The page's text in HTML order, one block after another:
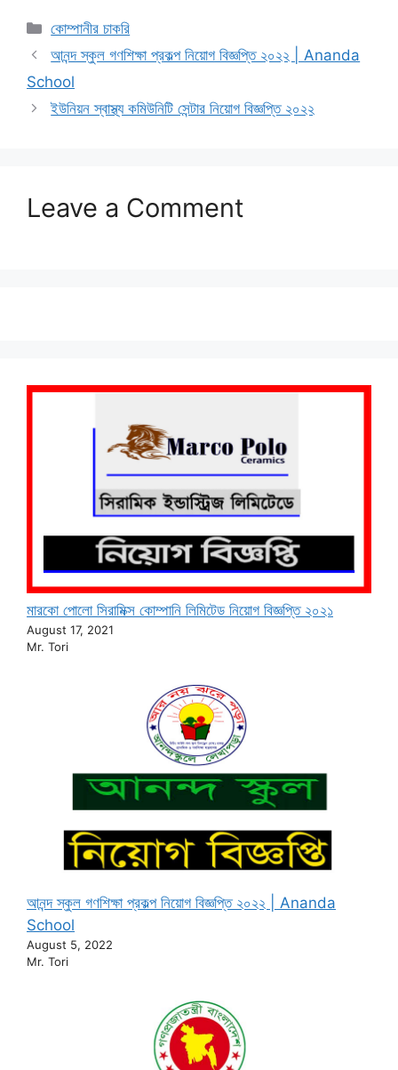
Categories
কোম্পানীর চাকরি
আনন্দ স্কুল গণশিক্ষা প্রকল্প নিয়োগ বিজ্ঞপ্তি ২০২২ | Ananda
School
ইউনিয়ন স্বাস্থ্য কমিউনিটি সেন্টার নিয়োগ বিজ্ঞপ্তি ২০২২
Leave a Comment
মারকো পোলো সিরামিক্স কোম্পানি লিমিটেড নিয়োগ বিজ্ঞপ্তি ২০২১
August 17, 2021
Mr. Tori
আনন্দ স্কুল গণশিক্ষা প্রকল্প নিয়োগ বিজ্ঞপ্তি ২০২২ | Ananda
School
August 5, 2022
Mr. Tori